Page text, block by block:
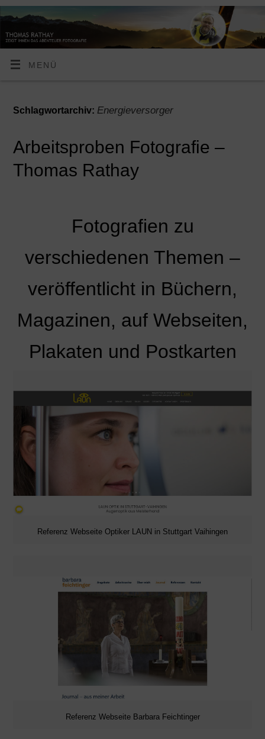
MENÜ
Schlagwortarchiv: Energieversorger
Arbeitsproben Fotografie –
Thomas Rathay
Fotografien zu
verschiedenen Themen –
veröffentlicht in Büchern,
Magazinen, auf Webseiten,
Plakaten und Postkarten
Referenz Webseite Optiker LAUN in Stuttgart Vaihingen
Referenz Webseite Barbara Feichtinger